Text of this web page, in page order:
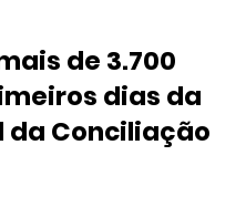
TRANSPARENTE E
de 3.700
dias da
da Conciliação